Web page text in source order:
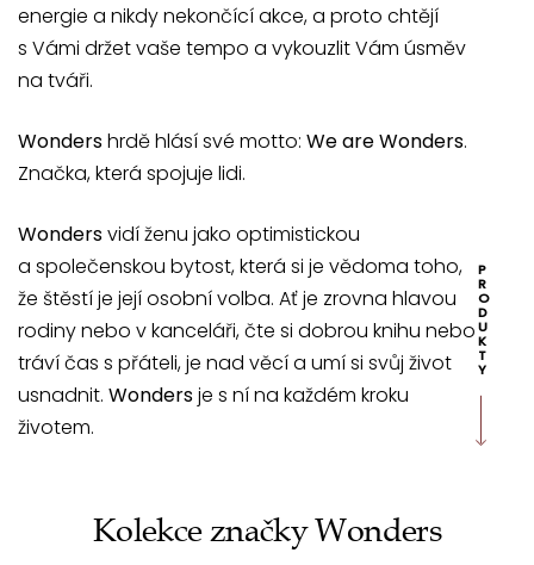
energie a nikdy nekončící akce, a proto chtějí
s Vámi držet vaše tempo a vykouzlit Vám úsměv
na tváři.
Wondershrdě hlásí své motto: We are Wonders.
Značka, která spojuje lidi.
Wondersvidí ženu jako optimistickou
a společenskou bytost, která si je vědoma toho,
že štěstí je její osobní volba. Ať je zrovna hlavou
rodiny nebo v kanceláři, čte si dobrou knihu nebo
tráví čas s přáteli, je nad věcí a umí si svůj život
usnadnit. Wondersje s ní na každém kroku
životem.
P
R
O
D
U
K
T
Y
Kolekce značky Wonders